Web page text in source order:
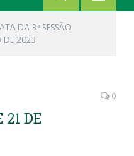
ATA DA 3ª SESSÃO
DE 2023
DE
0